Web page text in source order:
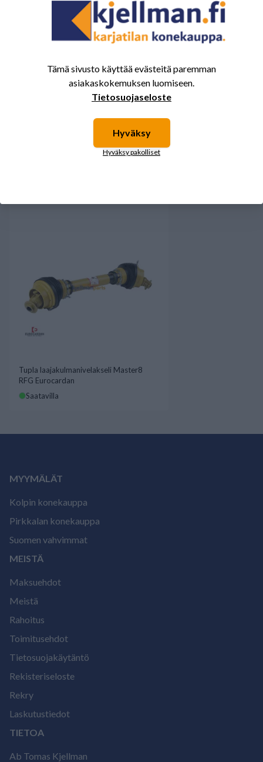
Tälle tuotteelle ei ole vielä arvioita. Kirjaudu sisään ja
Tupla laajakulmanivelakseli Master8
RFG Eurocardan
Saatavilla
MYYMÄLÄT
Kolpin konekauppa
Pirkkalan konekauppa
Suomen vahvimmat
MEISTÄ
Maksuehdot
Meistä
Rahoitus
Toimitusehdot
Tietosuojakäytäntö
Rekisteriseloste
Rekry
Laskutustiedot
TIETOA
Ab Tomas Kjellman
Tämä sivusto käyttää evästeitä paremman
asiakaskokemuksen luomiseen.
Tietosuojaseloste
Hyväksy
Hyväksy pakolliset